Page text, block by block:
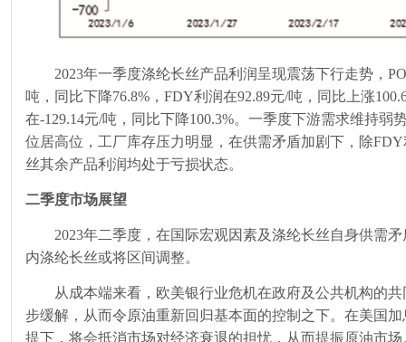
2023年一季度涤纶长丝产品利润呈现震荡下行走势，
吨，同比下降76.8% ，FDY利润在92.89元/吨，同比上涨
在-129.14元/吨，同比下降100.3%。一季度下游需求维持弱
位居高位，工厂库存压力明显，在供需矛盾加剧下，除FDY
丝其余产品利润均处于亏损状态。
二季度市场展望
2023年二季度，在国际宏观因素及涤纶长丝自身供需
内涤纶长丝或将区间调整。
从成本端来看，欧美银行业危机在政府及公共机构的
步缓解，从而令原油重新回归基本面的控制之下。在美国
提下，将会抵消市场对经济衰退的担忧，从而提振原油市